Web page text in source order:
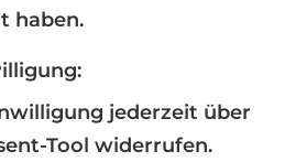
haben.
jederzeit über
Tool widerrufen.